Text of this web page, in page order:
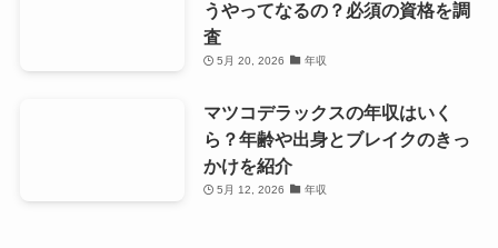
うやってなるの？必須の資格を調
査
5月 20, 2026 年収
マツコデラックスの年収はいく
ら？年齢や出身とブレイクのきっ
かけを紹介
5月 12, 2026 年収